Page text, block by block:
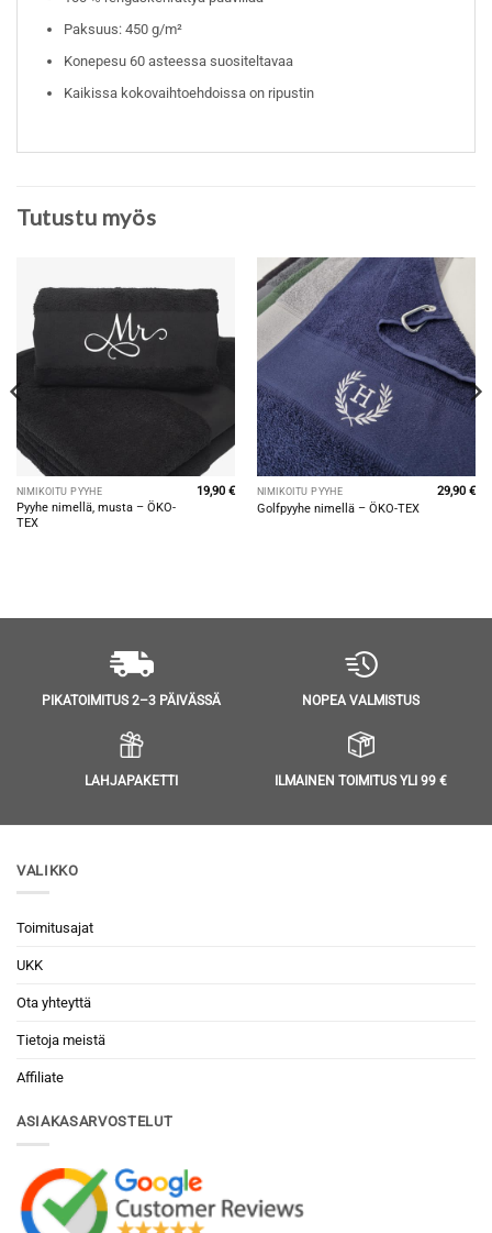
Paksuus: 450 g/m²
Konepesu 60 asteessa suositeltavaa
Kaikissa kokovaihtoehdoissa on ripustin
Tutustu myös
NIMIKOITU PYYHE
Pyyhe nimellä, musta – ÖKO-
TEX
19,90€ NIMIKOITU PYYHE
Golfpyyhe nimellä – ÖKO-TEX
29,90€
PIKATOIMITUS 2–3 PÄIVÄSSÄ NOPEA VALMISTUS
LAHJAPAKETTI ILMAINEN TOIMITUS YLI 99 €
VALIKKO
Toimitusajat
UKK
Ota yhteyttä
Tietoja meistä
Affiliate
ASIAKASARVOSTELUT